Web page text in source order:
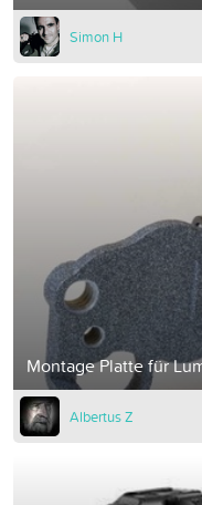
Simon H
Montage Platte für
Albertus Z